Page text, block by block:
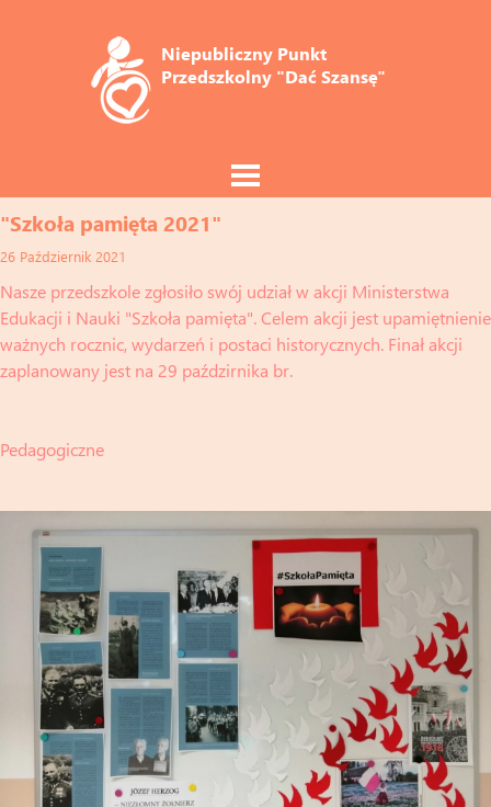
Niepubliczny Punkt
Przedszkolny "Dać Szansę"
"Szkoła pamięta 2021"
26 Październik 2021
Nasze przedszkole zgłosiło swój udział w akcji Ministerstwa
Edukacji i Nauki "Szkoła pamięta". Celem akcji jest upamiętnienie
ważnych rocznic, wydarzeń i postaci historycznych. Finał akcji
zaplanowany jest na 29 paździrnika br.
Pedagogiczne